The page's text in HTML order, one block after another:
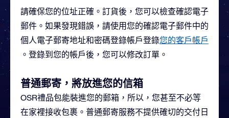
請確保您的位址正確。訂貨後，您可以檢查確認電子
郵件。如果發現錯誤，請使用您的確認電子郵件中的
個人電子郵寄地址和密碼登錄帳戶登錄您的客戶帳戶
。登錄到您的帳戶後，您可以修改訂單。
普通郵寄，將放進您的信箱
OSR禮品包能裝進您的郵箱，所以，您甚至不必等
在家裡接收包裹。普通郵寄服務不提供確切的交付日